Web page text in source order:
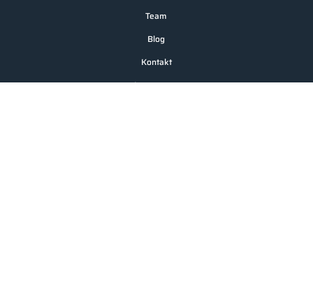
Team
Blog
Kontakt
Impressum